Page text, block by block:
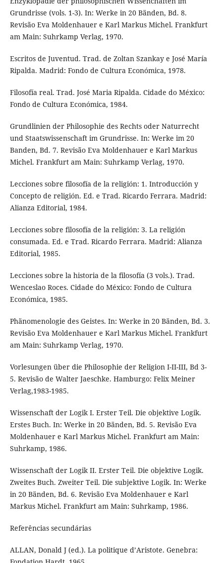
Grundrisse (vols. 1-3). In: Werke in 20 Bänden, Bd. 8.
Revisão Eva Moldenhauer e Karl Markus Michel. Frankfurt
am Main: Suhrkamp Verlag, 1970.
Escritos de Juventud. Trad. de Zoltan Szankay e José María
Ripalda. Madrid: Fondo de Cultura Económica, 1978.
Filosofía real. Trad. José Maria Ripalda. Cidade do México:
Fondo de Cultura Económica, 1984.
Grundlinien der Philosophie des Rechts oder Naturrecht
und Staatswissenschaft im Grundrisse. In: Werke im 20
Banden, Bd. 7. Revisão Eva Moldenhauer e Karl Markus
Michel. Frankfurt am Main: Suhrkamp Verlag, 1970.
Lecciones sobre filosofía de la religión: 1. Introducción y
Concepto de religión. Ed. e Trad. Ricardo Ferrara. Madrid:
Alianza Editorial, 1984.
Lecciones sobre filosofía de la religión: 3. La religión
consumada. Ed. e Trad. Ricardo Ferrara. Madrid: Alianza
Editorial, 1985.
Lecciones sobre la historia de la filosofía (3 vols.). Trad.
Wenceslao Roces. Cidade do México: Fondo de Cultura
Económica, 1985.
Phänomenologie des Geistes. In: Werke in 20 Bänden, Bd. 3.
Revisão Eva Moldenhauer e Karl Markus Michel. Frankfurt
am Main: Suhrkamp Verlag, 1970.
Vorlesungen über die Philosophie der Religion I-II-III, Bd 3-
5. Revisão de Walter Jaeschke. Hamburgo: Felix Meiner
Verlag,1983-1985.
Wissenschaft der Logik I. Erster Teil. Die objektive Logik.
Erstes Buch. In: Werke in 20 Bänden, Bd. 5. Revisão Eva
Moldenhauer e Karl Markus Michel. Frankfurt am Main:
Suhrkamp, 1986.
Wissenschaft der Logik II. Erster Teil. Die objektive Logik.
Zweites Buch. Zweiter Teil. Die subjektive Logik. In: Werke
in 20 Bänden, Bd. 6. Revisão Eva Moldenhauer e Karl
Markus Michel. Frankfurt am Main: Suhrkamp, 1986.
Referências secundárias
ALLAN, Donald J (ed.). La politique d’Aristote. Genebra: